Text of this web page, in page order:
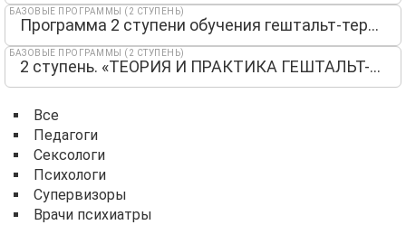
Программа 2 ступени обучения гештальт-терапии
БАЗОВЫЕ ПРОГРАММЫ (2 СТУПЕНЬ)
2 ступень. «ТЕОРИЯ И ПРАКТИКА ГЕШТАЛЬТ-ТЕРАПИИ»
БАЗОВЫЕ ПРОГРАММЫ (2 СТУПЕНЬ)
Все
Педагоги
Сексологи
Психологи
Супервизоры
Врачи психиатры